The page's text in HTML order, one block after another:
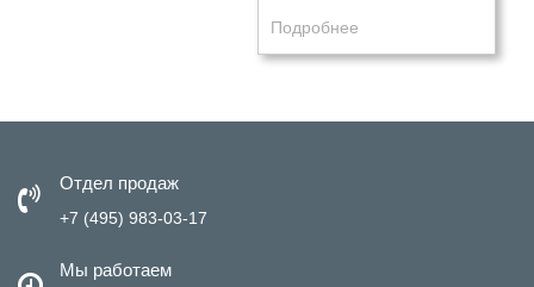
Подробнее
Отдел продаж
+7 (495) 983-03-17
Мы работаем